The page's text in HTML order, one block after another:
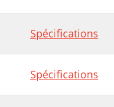
Spécifications
Spécifications